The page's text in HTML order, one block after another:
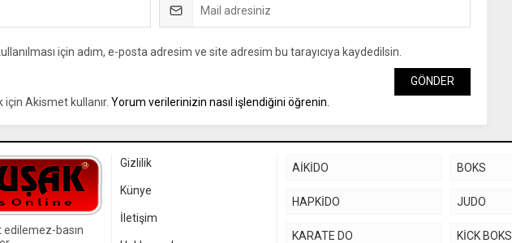
için adım, e-posta adresim ve site adresim bu tarayıcıya kaydedilsin.
Akismet kullanır. Yorum verilerinizin nasıl işlendiğini öğrenin.
edilemez-basın
Gizlilik
Künye
İletişim
AİKİDO BOKS
HAPKİDO JUDO
KARATE DO KİCK BOKS